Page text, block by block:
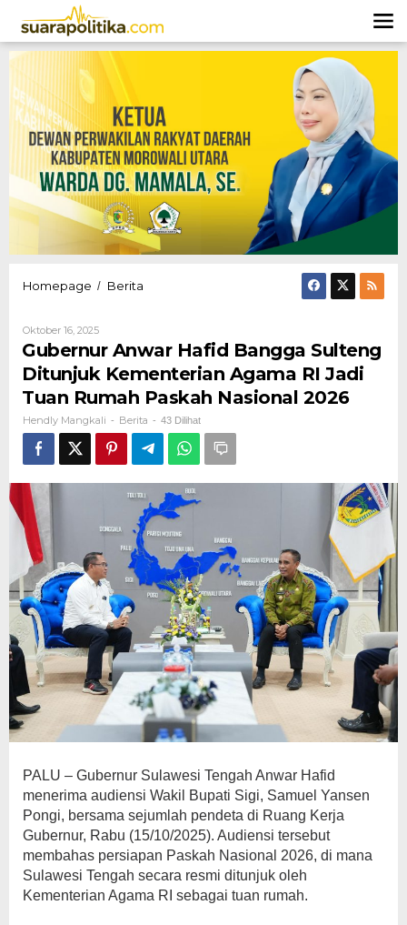
konten
Homepage / Berita
Sulteng
Ditunjuk
Kementerian
Agama
RI
Jadi
Tuan
Rumah
Paskah
Nasional
2026
Oktober 16, 2025Oleh
Hendly
Mangkali
Gubernur Anwar Hafid Bangga Sulteng
Ditunjuk Kementerian Agama RI Jadi
Tuan Rumah Paskah Nasional 2026
Hendly Mangkali - Berita - 43 Dilihat
PALU – Gubernur Sulawesi Tengah Anwar Hafid
menerima audiensi Wakil Bupati Sigi, Samuel Yansen
Pongi, bersama sejumlah pendeta di Ruang Kerja
Gubernur, Rabu (15/10/2025). Audiensi tersebut
membahas persiapan Paskah Nasional 2026, di mana
Sulawesi Tengah secara resmi ditunjuk oleh
Kementerian Agama RI sebagai tuan rumah.